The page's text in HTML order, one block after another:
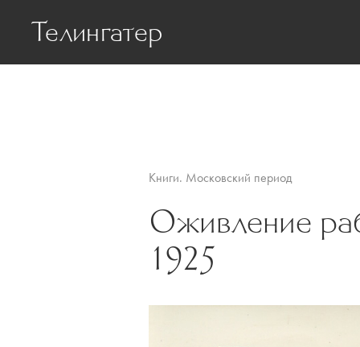
Телингатер
Книги. Московский период
Оживление
1925